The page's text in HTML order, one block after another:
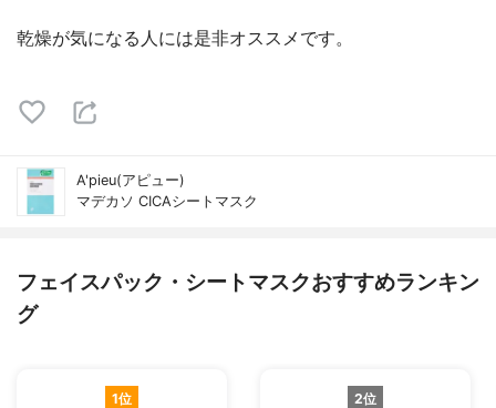
乾燥が気になる人には是非オススメです。
A'pieu(アピュー)
マデカソ CICAシートマスク
フェイスパック・シートマスクおすすめランキン
グ
1位 2位